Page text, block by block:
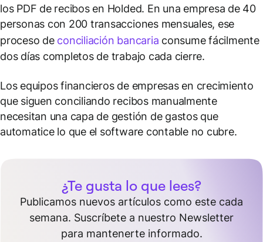
los PDF de recibos en Holded. En una empresa de 40
personas con 200 transacciones mensuales, ese
proceso de conciliación bancaria consume fácilmente
dos días completos de trabajo cada cierre.
Los equipos financieros de empresas en crecimiento
que siguen conciliando recibos manualmente
necesitan una capa de gestión de gastos que
automatice lo que el software contable no cubre.
¿Te gusta lo que lees?
Publicamos nuevos artículos como este cada
semana. Suscríbete a nuestro Newsletter
para mantenerte informado.